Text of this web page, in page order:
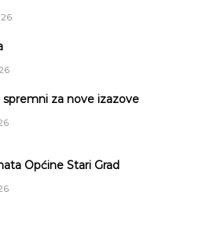
za nove izazove
Općine Stari Grad